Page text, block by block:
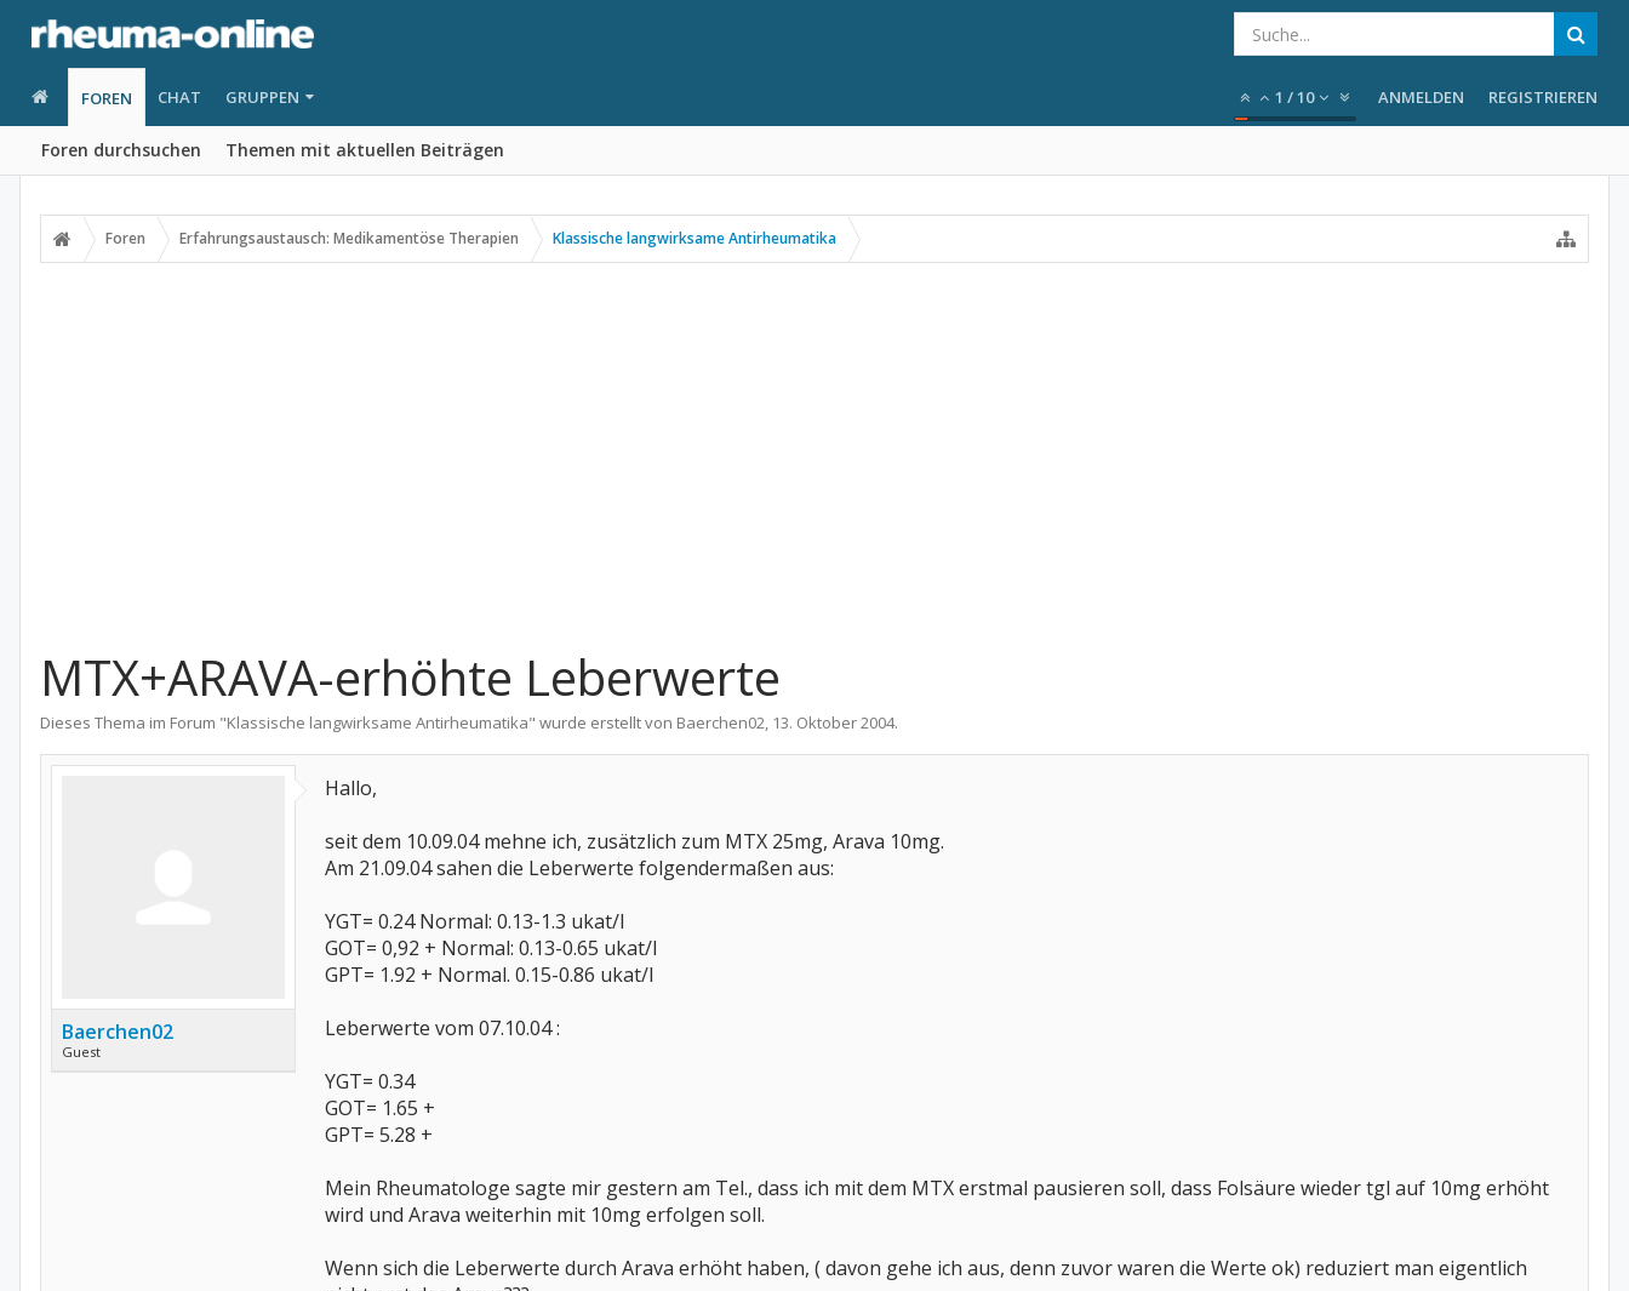
FOREN
Foren durchsuchen Themen mit aktuellen Beiträgen
CHAT GRUPPEN 1 /10 ANMELDEN REGISTRIEREN
Foren Erfahrungsaustausch: Medikamentöse Therapien Klassische langwirksame Antirheumatika
MTX+ARAVA-erhöhte Leberwerte
Dieses Thema im Forum "Klassische langwirksame Antirheumatika" wurde erstellt von Baerchen02, 13. Oktober 2004.
Baerchen02
Guest
Hallo,
seit dem 10.09.04 mehne ich, zusätzlich zum MTX 25mg, Arava 10mg.
Am 21.09.04 sahen die Leberwerte folgendermaßen aus:
YGT= 0.24 Normal: 0.13-1.3 ukat/l
GOT= 0,92 + Normal: 0.13-0.65 ukat/l
GPT= 1.92 + Normal. 0.15-0.86 ukat/l
Leberwerte vom 07.10.04 :
YGT= 0.34
GOT= 1.65 +
GPT= 5.28 +
Mein Rheumatologe sagte mir gestern am Tel., dass ich mit dem MTX erstmal pausieren soll, dass Folsäure wieder tgl auf 10mg erhöht
wird und Arava weiterhin mit 10mg erfolgen soll.
Wenn sich die Leberwerte durch Arava erhöht haben, ( davon gehe ich aus, denn zuvor waren die Werte ok) reduziert man eigentlich